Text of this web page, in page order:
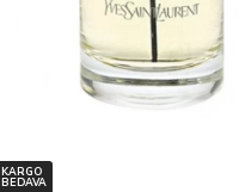
KARGO
BEDAVA